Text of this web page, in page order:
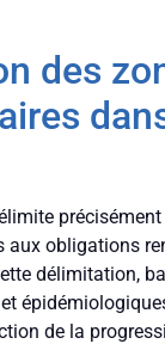
des
aux obligations
délimitation,
de la